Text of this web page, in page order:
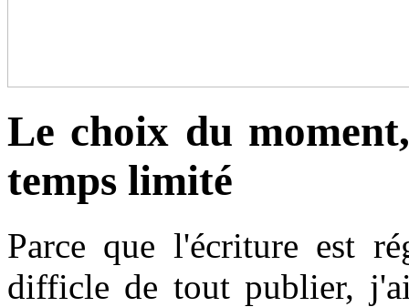
Le choix du
temps limité
Parce que l'écriture est
difficle de tout publier,